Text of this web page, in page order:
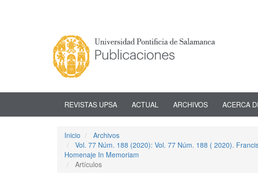
REVISTAS UPSA ACTUAL ARCHIVOS ACERCA
Inicio
Archivos
Vol. 77 Núm. 188 (2020): Vol. 77 Núm. 188 ( 2020).
Homenaje In Memoriam
Artículos